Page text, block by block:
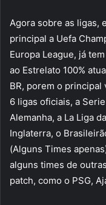
Agora sobre as ligas,
principal a Uefa
Europa League, já
ao Estrelato 100%
BR, porem o principal
6 ligas oficiais, a
Alemanha, a La Liga
Inglaterra, o
(Alguns Times
alguns times de
patch, como o PSG,